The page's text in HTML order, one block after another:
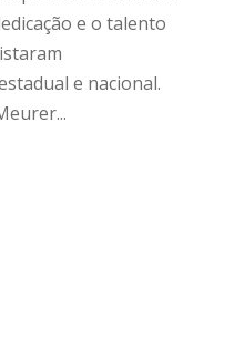
e o talento
e nacional.